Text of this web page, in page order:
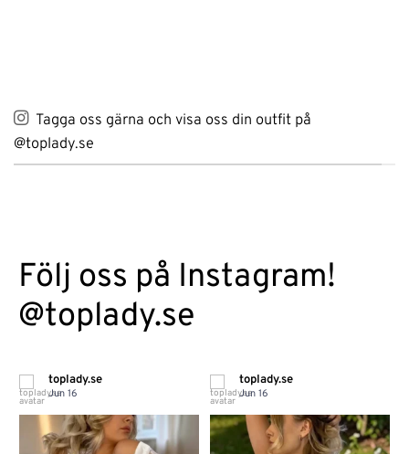
Tagga oss gärna och visa oss din outfit på
@toplady.se
Följ oss på Instagram!
@toplady.se
toplady.se
Jun 16
toplady.se
Jun 16